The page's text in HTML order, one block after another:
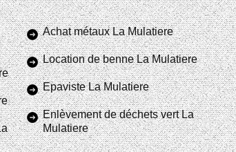
Achat métaux La Mulatiere
Location de benne La Mulatiere
Epaviste La Mulatiere
Enlèvement de déchets vert La
Mulatiere